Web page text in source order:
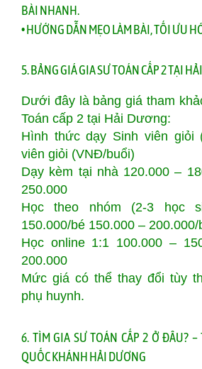
BÀI NHANH.
• HƯỚNG DẪN MẸO LÀM BÀI, TỐI ƯU
5. BẢNG GIÁ GIA SƯ TOÁN CẤP 2 TẠI
Dưới đây là bảng giá tham
Toán cấp 2 tại Hải Dương:
Hình thức dạy Sinh viên giỏi
viên giỏi (VNĐ/buổi)
Dạy kèm tại nhà 120.000 –
250.000
Học theo nhóm (2-3 học
150.000/bé 150.000 – 200.000/
Học online 1:1 100.000 –
200.000
Mức giá có thể thay đổi tùy
phụ huynh.
6. TÌM GIA SƯ TOÁN CẤP 2 Ở ĐÂU? –
QUỐC KHÁNH HẢI DƯƠNG